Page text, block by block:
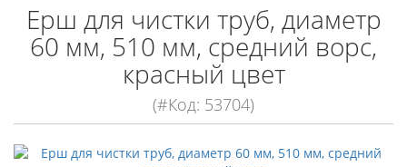
Ерш для чистки труб, диаметр
60 мм, 510 мм, средний ворс,
красный цвет
(#Код: 53704)